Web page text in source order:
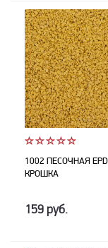
1002 ПЕСОЧНАЯ
КРОШКА
159 руб.